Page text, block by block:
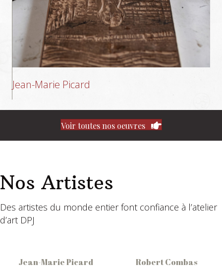
Jean-Marie Picard
Voir toutes nos oeuvres
Nos Artistes
Des artistes du monde entier font confiance à l’atelier
d’art DPJ
Jean-Marie Picard Robert Combas